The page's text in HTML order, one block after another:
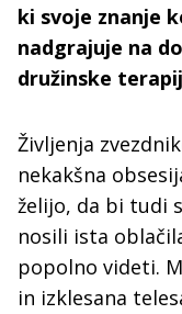
ki svoje znanje
nadgrajuje na
družinske
Življenja
nekakšna
želijo, da bi tudi
nosili ista
popolno videti.
in izklesana